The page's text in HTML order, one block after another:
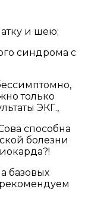
и шею;
синдрома с
только
ЭКГ.,
способна
болезни
базовых